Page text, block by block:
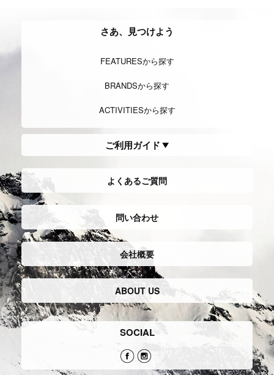
さあ、見つけよう
FEATURESから探す
BRANDSから探す
ACTIVITIESから探す
ご利用ガイド
よくあるご質問
問い合わせ
会社概要
ABOUT US
SOCIAL